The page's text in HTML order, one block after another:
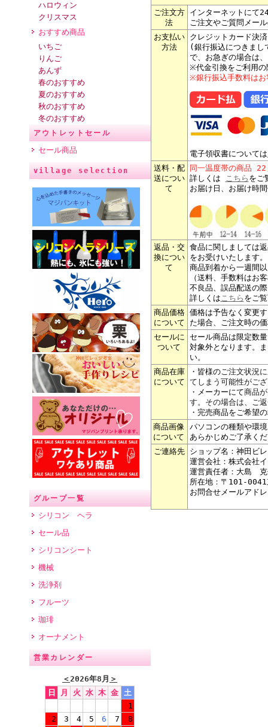
ハロウィン
クリスマス
おすすめ商品
いちご
りんご
あんず
春のおすすめ
夏のおすすめ
秋のおすすめ
冬のおすすめ
アウトレットセール
セール商品
village selection
グループ一覧
シリコン ヘラ
セール品
シリコンシート
機械
洗浄剤
フルーツ
珈琲
オーナメント
営業カレンダー
＜2026年8月 ＞
日
月 火 水 木 金 土
1
2
3 4 5 6 7
8
ご注文方
法
インターネットにて
ご注文やご質問メー
お支払い
方法
クレジットカード決
(銀行振込につきまし
で、お急ぎの場合は
※代金引換をご利用の
※銀行振込手数料はお
電子領収書については
送料・配
送につい
て
同一温度帯の商品
詳しくは こちら をご
お届け日、お届け時
返品・交
換につい
て
食品に関しましては
をお受けいたします。
商品到着から一週間
（送料、手数料はお
不良品、誤品配送の
詳しくはこちら をご
商品価格
について
価格は予告なく変更
た場合、ご注文時の
セールに
ついて
セール商品は限定数
対象外となります。
い。
商品在庫
について
・皆様のご注文状況
てしまう可能性がご
・メーカーにて商品
す。その場合は、ご
・完売商品をご希望
商品画像
について
パソコンの種類や環
あらかじめご了承く
ご連絡先
ショップ名：神田ビ
運営会社：株式会社
運営責任者：大島
所在地：〒101-
お問合せメールアド